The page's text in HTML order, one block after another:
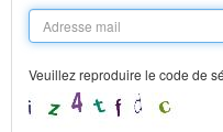
Veuillez reproduire le code de